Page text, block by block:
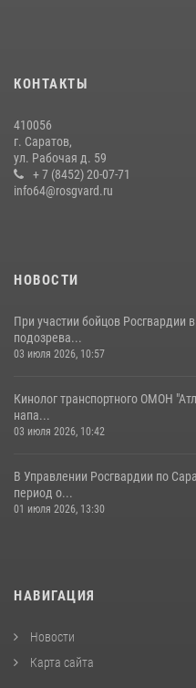
28 июля 2026, 13:25
В Саратове командир СОБР
спецподразделения МВД
семей сотрудников Росгвардии.
05 августа 2026, 12:55
07 августа 2026, 11:35
КОНТАКТЫ
410056
г. Саратов,
ул. Рабочая д. 59
+ 7 (8452) 20-07-71
info64@rosgvard.ru
НОВОСТИ
При участии бойцов Росгвардии
подозрева...
03 июля 2026, 10:57
Кинолог транспортного ОМОН
напа...
03 июля 2026, 10:42
В Управлении Росгвардии по
период о...
01 июля 2026, 13:30
НАВИГАЦИЯ
Новости
Карта сайта